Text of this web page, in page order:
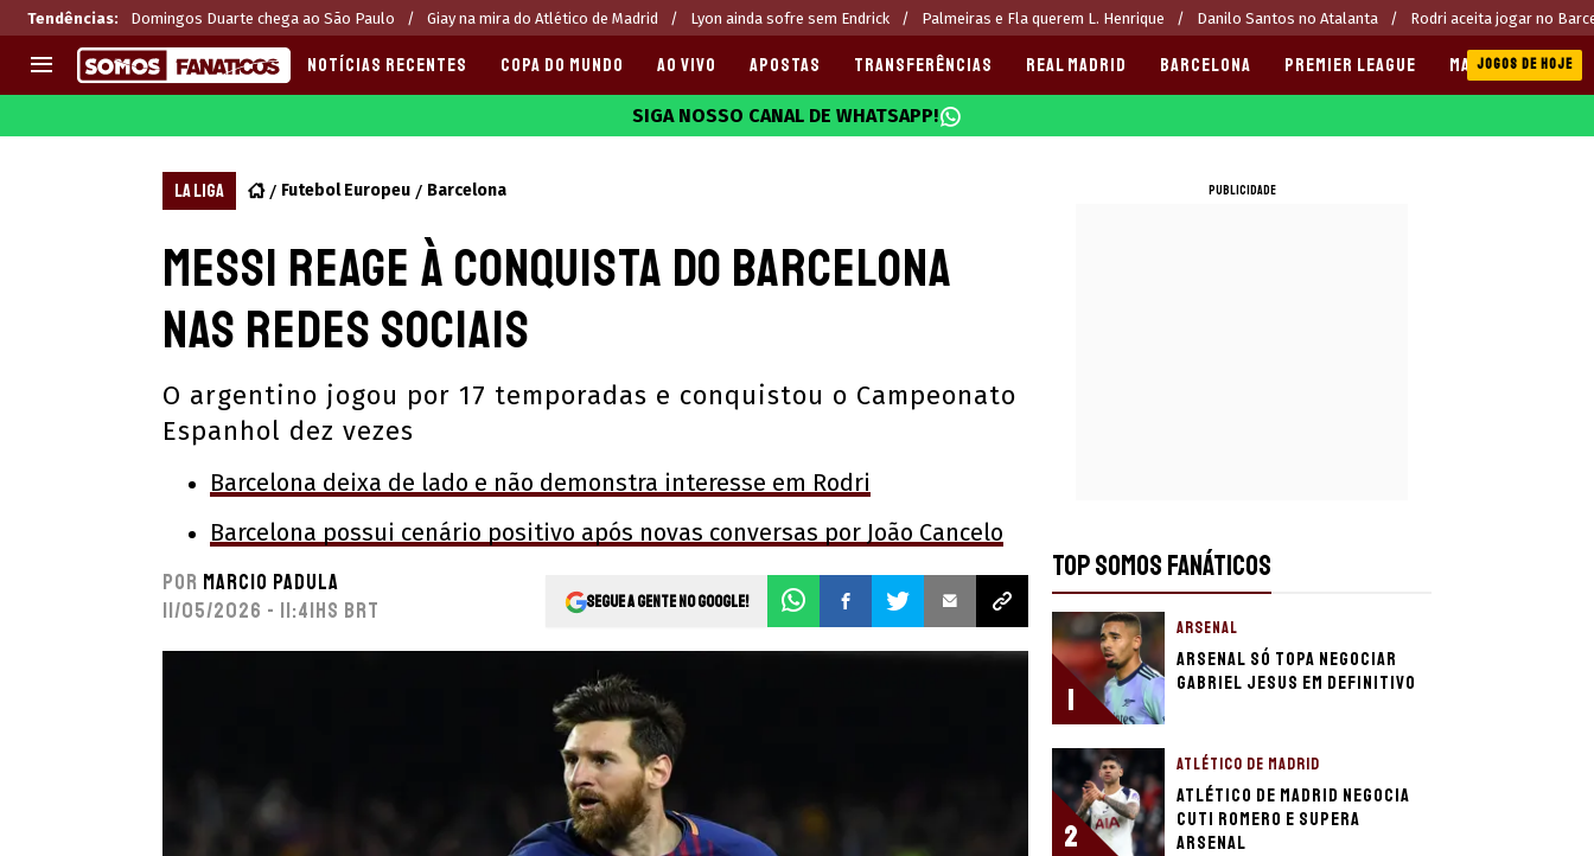
Tendências: Domingos Duarte chega ao São Paulo Giay na mira do Atlético de Madrid Lyon ainda sofre sem Endrick Palmeiras e Fla querem L. Henrique Danilo Santos no Atalanta Rodri aceita jogar no
CHAMPIONS LEAGUE
PREMIER LEAGUE
LIGA PORTUGUESA
EUROPA LEAGUE
Melhores sites de apostas 2025
CASAS DE APOSTAS
CÓDIGOS e OFERTAS
APPS
NOTÍCIAS RECENTES COPA DO MUNDO AO VIVO APOSTAS TRANSFERÊNCIAS REAL MADRID BARCELONA PREMIER LEAGUE MANCHESTER CITY
JOGOS DE HOJE
SIGA NOSSO CANAL DE WHATSAPP!
LA LIGA Futebol Europeu Barcelona
Messi reage à conquista do Barcelona
nas redes sociais
O argentino jogou por 17 temporadas e conquistou o Campeonato
Espanhol dez vezes
Barcelona deixa de lado e não demonstra interesse em Rodri
Barcelona possui cenário positivo após novas conversas por João Cancelo
Por Marcio Padula
11/05/2026 - 11:41hs BRT
Segue a gente no Google!
PUBLICIDADE
TOP SOMOS FANÁTICOS
1
ARSENAL
Arsenal só topa negociar
Gabriel Jesus em definitivo
2
ATLÉTICO DE MADRID
Atlético de Madrid negocia
Cuti Romero e supera
Arsenal